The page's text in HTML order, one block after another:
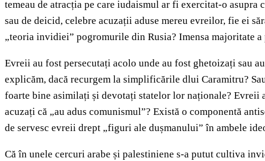
temeau de atracția pe care iudaismul ar fi exercitat-o
sau de deicid, celebre acuzații aduse mereu evreilor, fie ei
„teoria invidiei” pogromurile din Rusia? Imensa majoritate
Evreii au fost persecutați acolo unde au fost ghetoizați sau
explicăm, dacă recurgem la simplificările dlui Caramitru?
foarte bine asimilați și devotați statelor lor naționale? Evreii
acuzați că „au adus comunismul”? Există o componentă
de servesc evreii drept „figuri ale dușmanului” în ambele
Că în unele cercuri arabe și palestiniene s-a putut cultiva